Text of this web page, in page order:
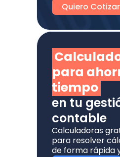
para
tiempo
en tu
contable
Calculadoras
para resolver
de forma rápida
Quiero Cotizar